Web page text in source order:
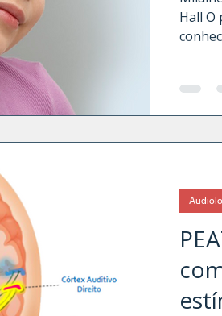
Hall
como